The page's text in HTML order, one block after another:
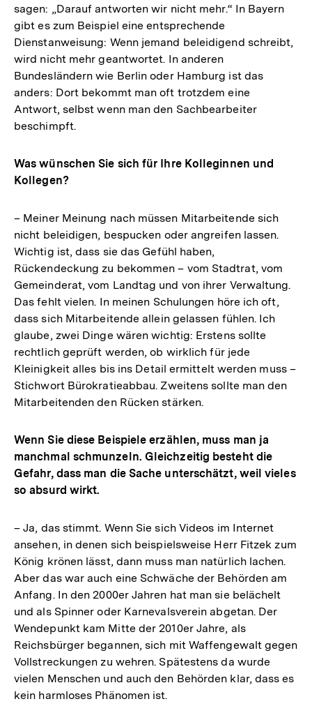
sagen: „Darauf antworten wir nicht mehr.“ In Bayern
gibt es zum Beispiel eine entsprechende
Dienstanweisung: Wenn jemand beleidigend schreibt,
wird nicht mehr geantwortet. In anderen
Bundesländern wie Berlin oder Hamburg ist das
anders: Dort bekommt man oft trotzdem eine
Antwort, selbst wenn man den Sachbearbeiter
beschimpft.
Was wünschen Sie sich für Ihre Kolleginnen und
Kollegen?
– Meiner Meinung nach müssen Mitarbeitende sich
nicht beleidigen, bespucken oder angreifen lassen.
Wichtig ist, dass sie das Gefühl haben,
Rückendeckung zu bekommen – vom Stadtrat, vom
Gemeinderat, vom Landtag und von ihrer Verwaltung.
Das fehlt vielen. In meinen Schulungen höre ich oft,
dass sich Mitarbeitende allein gelassen fühlen. Ich
glaube, zwei Dinge wären wichtig: Erstens sollte
rechtlich geprüft werden, ob wirklich für jede
Kleinigkeit alles bis ins Detail ermittelt werden muss –
Stichwort Bürokratieabbau. Zweitens sollte man den
Mitarbeitenden den Rücken stärken.
Wenn Sie diese Beispiele erzählen, muss man ja
manchmal schmunzeln. Gleichzeitig besteht die
Gefahr, dass man die Sache unterschätzt, weil vieles
so absurd wirkt.
– Ja, das stimmt. Wenn Sie sich Videos im Internet
ansehen, in denen sich beispielsweise Herr Fitzek zum
König krönen lässt, dann muss man natürlich lachen.
Aber das war auch eine Schwäche der Behörden am
Anfang. In den 2000er Jahren hat man sie belächelt
und als Spinner oder Karnevalsverein abgetan. Der
Wendepunkt kam Mitte der 2010er Jahre, als
Reichsbürger begannen, sich mit Waffengewalt gegen
Vollstreckungen zu wehren. Spätestens da wurde
vielen Menschen und auch den Behörden klar, dass es
kein harmloses Phänomen ist.